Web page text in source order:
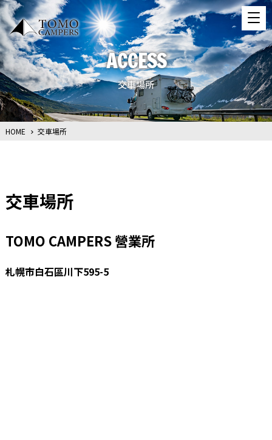
ACCESS
交車場所
HOME 交車場所
交車場所
TOMO CAMPERS 營業所
札幌市白石區川下595-5